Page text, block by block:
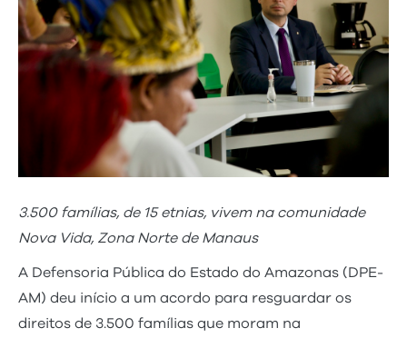
3.500 famílias, de 15 etnias, vivem na comunidade
Nova Vida, Zona Norte de Manaus
A Defensoria Pública do Estado do Amazonas (DPE-
AM) deu início a um acordo para resguardar os
direitos de 3.500 famílias que moram na